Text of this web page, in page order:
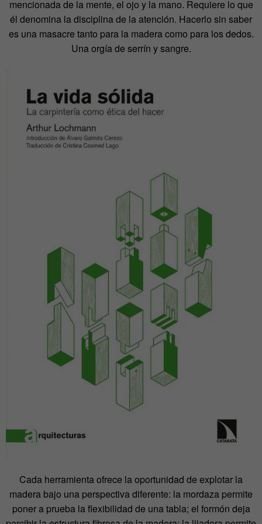
mencionada de la mente, el ojo y la mano. Requiere lo que
él denomina la disciplina de la atención. Hacerlo sin saber
es una masacre tanto para la madera como para los dedos.
Una orgía de serrín y sangre.
Cada herramienta ofrece la oportunidad de explotar la
madera bajo una perspectiva diferente: la mordaza permite
poner a prueba la flexibilidad de una tabla; el formón deja